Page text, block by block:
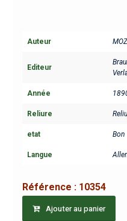
Auteur
Editeur
Année
Reliure
etat Bon
Langue
Référence : 10354
Ajouter au panier